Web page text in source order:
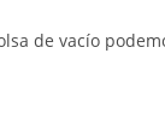
de vacío